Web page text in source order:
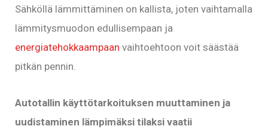
Sähköllä lämmittäminen on kallista, joten vaihtamalla
lämmitysmuodon edullisempaan ja
energiatehokkaampaan vaihtoehtoon voit säästää
pitkän pennin.
Autotallin käyttötarkoituksen muuttaminen ja
uudistaminen lämpimäksi tilaksi vaatii